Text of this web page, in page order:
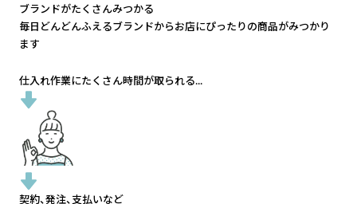
ブランドがたくさんみつかる
毎日どんどんふえるブランドからお店にぴったりの商品がみつかり
ます
仕入れ作業にたくさん時間が取られる...
契約、発注、支払いなど